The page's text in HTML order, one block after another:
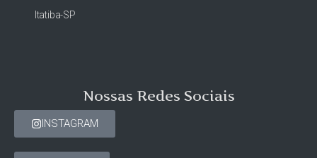
Itatiba-SP
Nossas Redes Sociais
INSTAGRAM